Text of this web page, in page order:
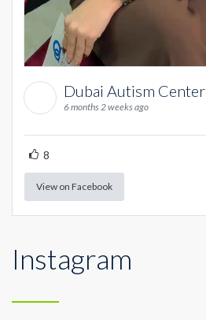
Dubai Autism Center
6 months 2 weeks ago
8
View on Facebook
Instagram